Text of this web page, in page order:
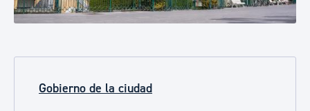
Gobierno de la ciudad